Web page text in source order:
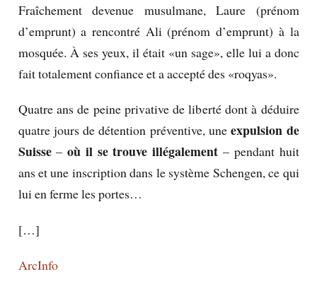
Fraîchement devenue musulmane, Laure (prénom
d’emprunt) a rencontré Ali (prénom d’emprunt) à la
mosquée. À ses yeux, il était «un sage», elle lui a donc
fait totalement confiance et a accepté des «roqyas».
Quatre ans de peine privative de liberté dont à déduire
quatre jours de détention préventive, uneexpulsion de
Suisse–où il se trouve illégalement – pendant huit
ans et une inscription dans le système Schengen, ce qui
lui en ferme les portes…
[…]
ArcInfo